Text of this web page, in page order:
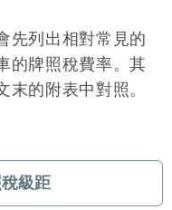
先列出相對常見的
的牌照稅費率。其
的附表中對照。
級距